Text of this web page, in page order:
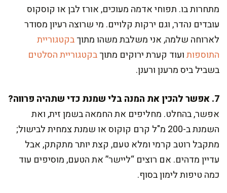
מתחרות בו. תפוחי אדמה מעוכים, אורז לבן או קוסקוס
עובדים נהדר, וגם ירקות קלויים. מי שרוצה רעיון מסודר
לארוחה שלמה, אני משלבת משהו מתוךבקטגוריית
התוספותועוד קערת ירוקים מתוךבקטגוריית הסלטים
בשביל ביס מרענן ורענן.
7. אפשר להכין את המנה בלי שמנת כדי שתהיה פרווה?
אפשר, בהחלט. מחליפים את החמאה בשמן זית, ואת
השמנת ב-200 מ"ל קרם קוקוס או שמנת צמחית לבישול;
מתקבל רוטב קרמי ומלא טעם, קצת יותר מתקתק, אבל
עדיין מדהים. אם רוצים “ליישר” את הטעם, מוסיפים עוד
כמה טיפות לימון בסוף.